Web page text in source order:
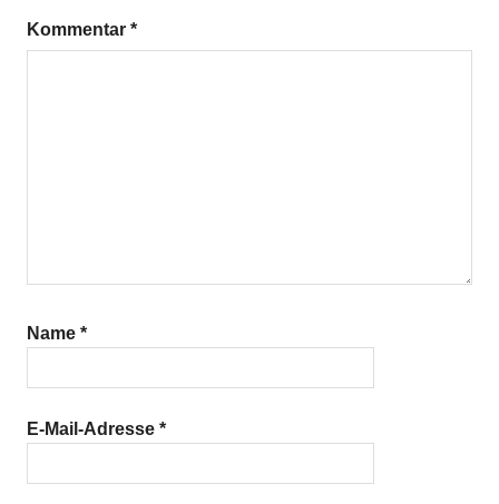
Kommentar *
Name *
E-Mail-Adresse *